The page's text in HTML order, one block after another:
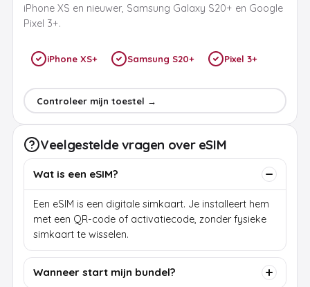
iPhone XS en nieuwer, Samsung Galaxy S20+ en Google
Pixel 3+.
iPhone XS+ Samsung S20+ Pixel 3+
Controleer mijn toestel →
Veelgestelde vragen over eSIM
Wat is een eSIM?
Een eSIM is een digitale simkaart. Je installeert hem
met een QR-code of activatiecode, zonder fysieke
simkaart te wisselen.
Wanneer start mijn bundel?